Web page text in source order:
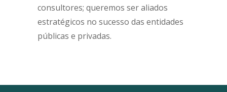
consultores; queremos ser aliados
estratégicos no sucesso das entidades
públicas e privadas.